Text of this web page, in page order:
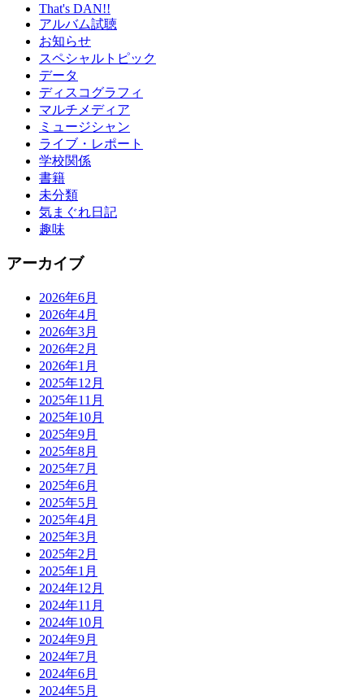
That's DAN!!
アルバム試聴
お知らせ
スペシャルトピック
データ
ディスコグラフィ
マルチメディア
ミュージシャン
ライブ・レポート
学校関係
書籍
未分類
気まぐれ日記
趣味
アーカイブ
2026年6月
2026年4月
2026年3月
2026年2月
2026年1月
2025年12月
2025年11月
2025年10月
2025年9月
2025年8月
2025年7月
2025年6月
2025年5月
2025年4月
2025年3月
2025年2月
2025年1月
2024年12月
2024年11月
2024年10月
2024年9月
2024年7月
2024年6月
2024年5月